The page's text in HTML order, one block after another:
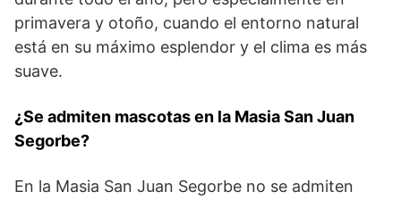
primavera ⁤y otoño, cuando el entorno​ natural
está en su máximo‍ esplendor y⁤ el clima es más
suave.
¿Se admiten mascotas en la Masia San Juan‍
Segorbe?
En la Masia San Juan Segorbe no se admiten